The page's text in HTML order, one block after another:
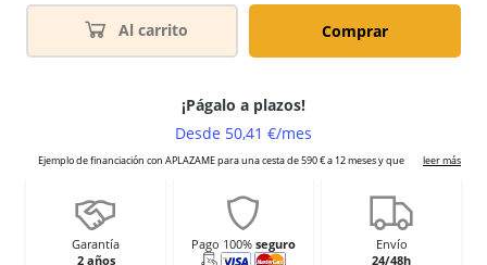
Al carrito Comprar
Garantía
2 años
Pago 100% seguro
Envío
24/48h